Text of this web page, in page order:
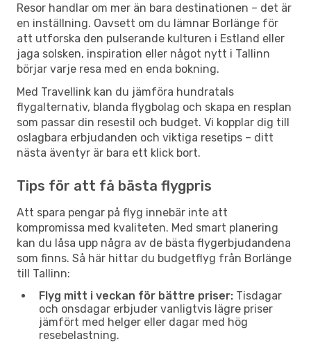
Resor handlar om mer än bara destinationen – det är
en inställning. Oavsett om du lämnar Borlänge för
att utforska den pulserande kulturen i Estland eller
jaga solsken, inspiration eller något nytt i Tallinn
börjar varje resa med en enda bokning.
Med Travellink kan du jämföra hundratals
flygalternativ, blanda flygbolag och skapa en resplan
som passar din resestil och budget. Vi kopplar dig till
oslagbara erbjudanden och viktiga resetips – ditt
nästa äventyr är bara ett klick bort.
Tips för att få bästa flygpris
Att spara pengar på flyg innebär inte att
kompromissa med kvaliteten. Med smart planering
kan du låsa upp några av de bästa flygerbjudandena
som finns. Så här hittar du budgetflyg från Borlänge
till Tallinn:
Flyg mitt i veckan för bättre priser: Tisdagar
och onsdagar erbjuder vanligtvis lägre priser
jämfört med helger eller dagar med hög
resebelastning.